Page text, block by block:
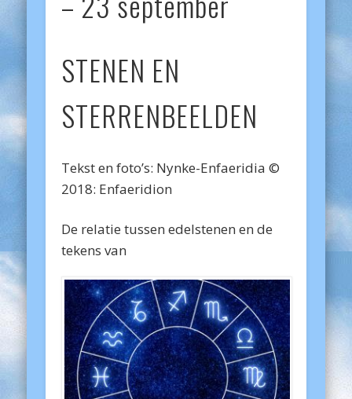
STENEN EN
STERRENBEELDEN
Tekst en foto’s: Nynke-Enfaeridia ©
2018: Enfaeridion
De relatie tussen edelstenen en de
tekens van